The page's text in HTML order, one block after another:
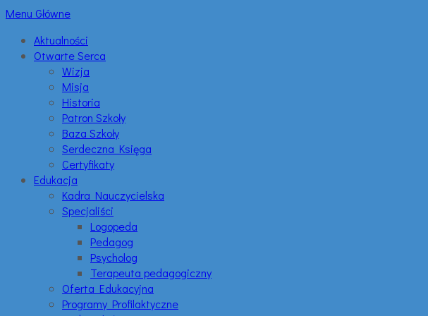
Menu Główne
Aktualności
Otwarte Serca
Wizja
Misja
Historia
Patron Szkoły
Baza Szkoły
Serdeczna Księga
Certyfikaty
Edukacja
Kadra Nauczycielska
Specjaliści
Logopeda
Pedagog
Psycholog
Terapeuta pedagogiczny
Oferta Edukacyjna
Programy Profilaktyczne